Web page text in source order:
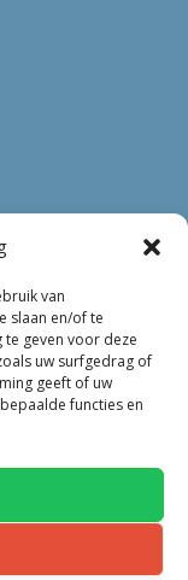
van
slaan en/of te
geven voor deze
uw surfgedrag of
geeft of uw
functies en